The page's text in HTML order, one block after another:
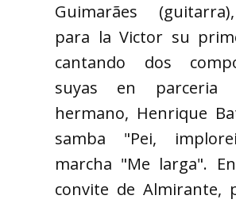
Guimarães
para la Victor su
cantando dos
suyas en parceria
hermano, Henrique
samba "Pei,
marcha "Me larga".
convite de Almirante,